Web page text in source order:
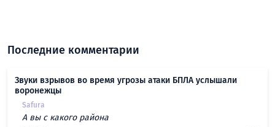
Последние комментарии
Звуки взрывов во время угрозы атаки БПЛА услышали
воронежцы
Safura
А вы с какого района